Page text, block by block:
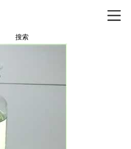
搜索